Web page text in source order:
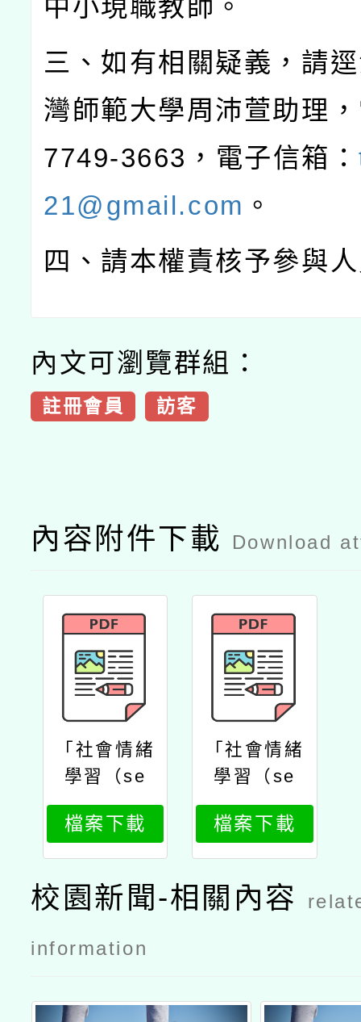
中小現職教師。
三、如有相關疑義，請
灣師範大學周沛萱助理
7749-3663 ，電子信箱：
21@gmail.com 。
四、請本權責核予參與
內文可瀏覽群組：
註冊會員 訪客
內容附件下載 Download
「社會情緒
學習（se
l）與專題式
學習（pb
l）融入自主
學習增能培
力工作坊」
公文
檔案下載
「社會情緒
學習（se
l）與專題式
學習（pb
l）融入自主
學習增能培
力工作坊」
檔案下載
校園新聞-相關內容
information